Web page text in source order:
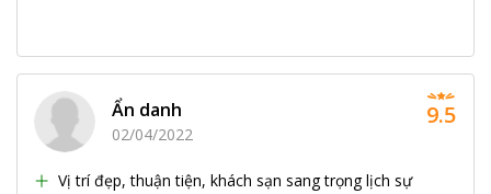
Ẩn danh
02/04/2022
Vị trí đẹp, thuận tiện, khách sạn sang trọng lịch sự
9.5